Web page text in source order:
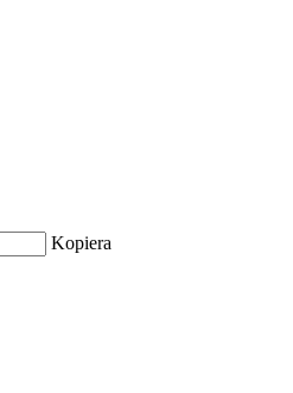
Kopiera